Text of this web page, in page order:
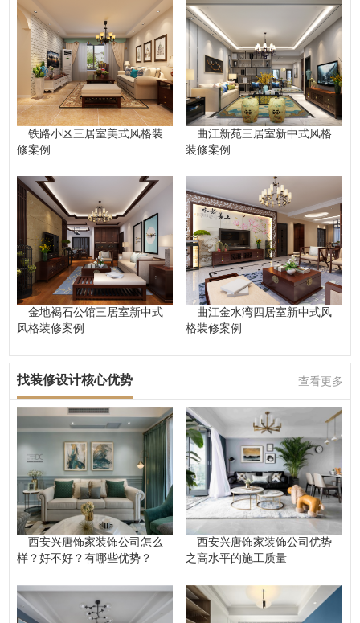
铁路小区三居室美式风格装
修案例
曲江新苑三居室新中式风格
装修案例
金地褐石公馆三居室新中式
风格装修案例
曲江金水湾四居室新中式风
格装修案例
找装修设计核心优势 查看更多
西安兴唐饰家装饰公司怎么
样？好不好？有哪些优势？
西安兴唐饰家装饰公司优势
之高水平的施工质量